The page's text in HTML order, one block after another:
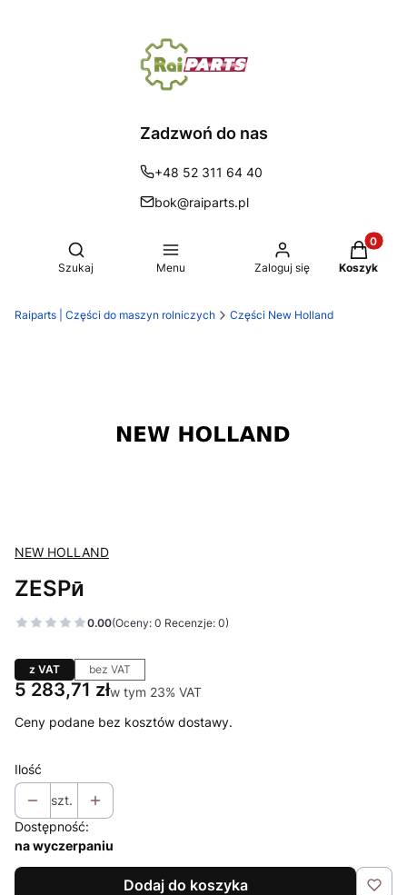
Zadzwoń do nas
+48 52 311 64 40
bok@raiparts.pl
Otwórz wyszukiwarkę
Szukaj Menu Zaloguj się Koszyk
Raiparts | Części do maszyn rolniczych Części New Holland
NEW HOLLAND
ZESPӣ
0.00(Oceny: 0 Recenzje: 0)
z VAT bez VAT
Cena
5 283,71 złw tym 23% VAT
w tym 23% VAT
Ceny podane bez kosztów dostawy.
Ilość
szt.
Dostępność:
na wyczerpaniu
Dodaj do koszyka